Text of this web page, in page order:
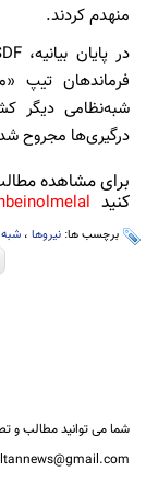
منهدم کردند.
درگیری‌ها مجروح
برای مشاهده
کنید
برچسب ها: نیروها ، شبه
شما می توانید مطالب و